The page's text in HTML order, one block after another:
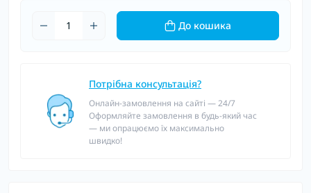
До кошика
Потрібна консультація?
Онлайн-замовлення на сайті — 24/7
Оформляйте замовлення в будь-який час
— ми опрацюємо їх максимально
швидко!